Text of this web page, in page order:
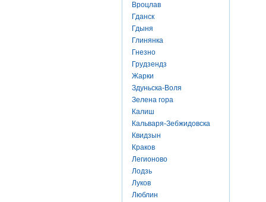
Вроцлав
Гданск
Гдыня
Глинянка
Гнезно
Грудзендз
Жарки
Здуньска-Воля
Зелена гора
Калиш
Кальваря-Зебжидовска
Квидзын
Краков
Легионово
Лодзь
Луков
Люблин